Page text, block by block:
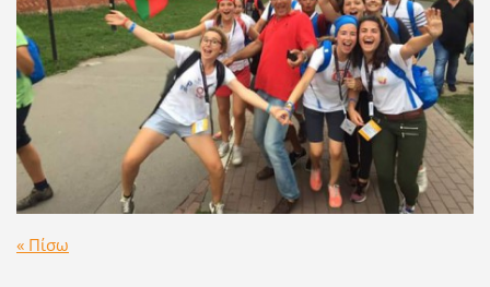
« Πίσω